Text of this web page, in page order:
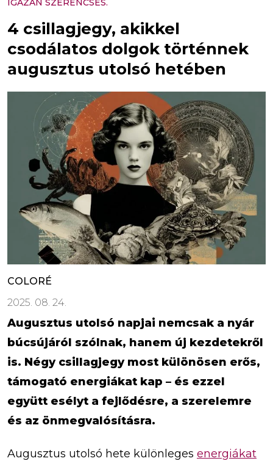
IGAZÁN SZERENCSÉS.
4 csillagjegy, akikkel
csodálatos dolgok történnek
augusztus utolsó hetében
COLORÉ
2025. 08. 24.
Augusztus utolsó napjai nemcsak a nyár
búcsújáról szólnak, hanem új kezdetekről
is. Négy csillagjegy most különösen erős,
támogató energiákat kap – és ezzel
együtt esélyt a fejlődésre, a szerelemre
és az önmegvalósításra.
Augusztus utolsó hete különleges energiákat